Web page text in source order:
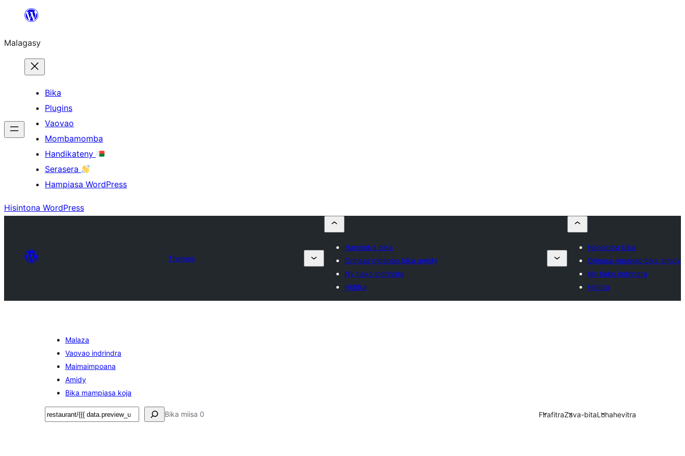
Hakany
ventiny
Malagasy
Bika
Plugins
Vaovao
Mombamomba
Handikateny
Serasera
Hampiasa WordPress
Hisintona WordPress
Themes
Hanolotra bika
Orinasa mpanao bika amidy
Ny tiako indrindra
Hiditra
Hanolotra bika
Orinasa mpanao bika amidy
Ny tiako indrindra
Hiditra
Malaza
Vaovao indrindra
Maimaimpoana
Amidy
Bika mampiasa koja
Karoka Bika miisa 0 FirafitraZava-bitaLohahevitra